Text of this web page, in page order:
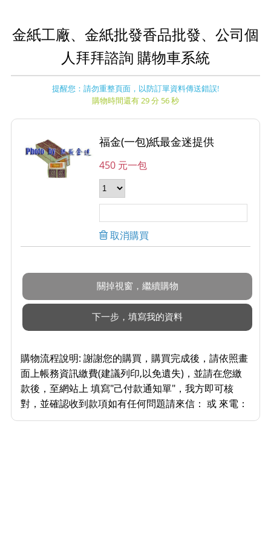
金紙工廠、金紙批發香品批發、公司個
人拜拜諮詢 購物車系統
提醒您：請勿重整頁面，以防訂單資料傳送錯誤!
購物時間還有 29 分 56 秒
福金(一包)紙最金迷提供
450 元一包
取消購買
購物流程說明: 謝謝您的購買，購買完成後，請依照畫
面上帳務資訊繳費(建議列印,以免遺失)，並請在您繳
款後，至網站上 填寫"己付款通知單"，我方即可核
對，並確認收到款項如有任何問題請來信： 或 來電：